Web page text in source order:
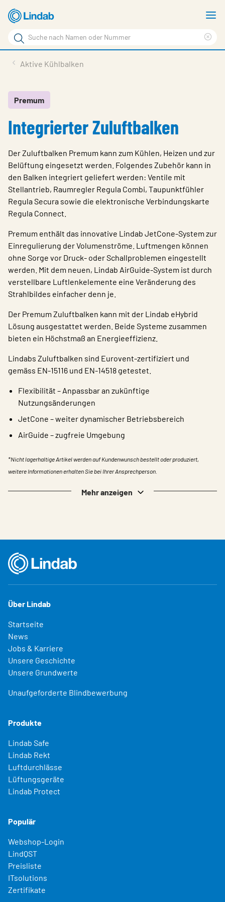
Zum
Hauptinhalt
Suchbegriff
Seite
durchsuchen
Im Fokus
Über Lindab
Downloads
Sprache wählen
Aktive Kühlbalken
Premum
Integrierter Zuluftbalken
Der Zuluftbalken Premum kann zum Kühlen, Heizen und zur
Belüftung eingesetzt werden. Folgendes Zubehör kann in
den Balken integriert geliefert werden: Ventile mit
Stellantrieb, Raumregler Regula Combi, Taupunktfühler
Regula Secura sowie die elektronische Verbindungskarte
Regula Connect.
Premum enthält das innovative Lindab JetCone-System zur
Einregulierung der Volumenströme. Luftmengen können
ohne Sorge vor Druck- oder Schallproblemen eingestellt
werden. Mit dem neuen, Lindab AirGuide-System ist durch
verstellbare Luftlenkelemente eine Veränderung des
Strahlbildes einfacher denn je.
Der Premum Zuluftbalken kann mit der Lindab eHybrid
Lösung ausgestattet werden. Beide Systeme zusammen
bieten ein Höchstmaß an Energieeffizienz.
Lindabs Zuluftbalken sind Eurovent-zertifiziert und
gemäss EN-15116 und EN-14518 getestet.
Flexibilität – Anpassbar an zukünftige
Nutzungsänderungen
JetCone – weiter dynamischer Betriebsbereich
AirGuide – zugfreie Umgebung
*Nicht lagerhaltige Artikel werden auf Kundenwunsch bestellt oder produziert,
weitere Informationen erhalten Sie bei Ihrer Ansprechperson.
Mehr anzeigen
Über Lindab
Startseite
News
Jobs & Karriere
Unsere Geschichte
Unsere Grundwerte
Unaufgeforderte Blindbewerbung
Produkte
Lindab Safe
Lindab Rekt
Luftdurchlässe
Lüftungsgeräte
Lindab Protect
Populär
Webshop-Login
LindQST
Preisliste
ITsolutions
Zertifikate